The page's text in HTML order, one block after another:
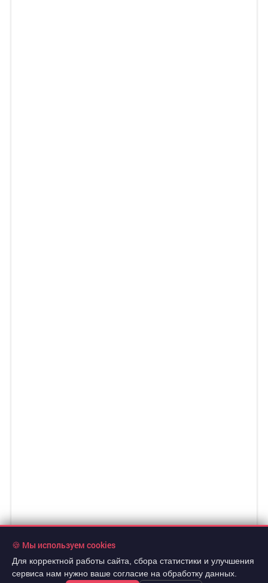
🍪 Мы используем cookies
Для корректной работы сайта, сбора статистики и улучшения
сервиса нам нужно ваше согласие на обработку данных.